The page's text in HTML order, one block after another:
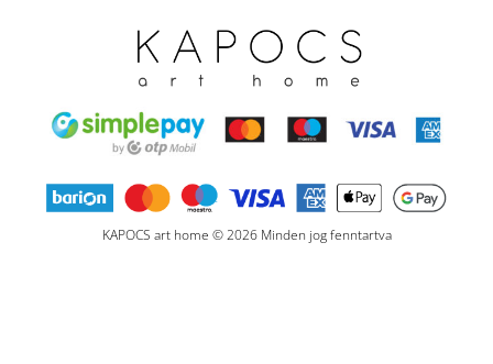
KAPOCS art home © 2026 Minden jog fenntartva